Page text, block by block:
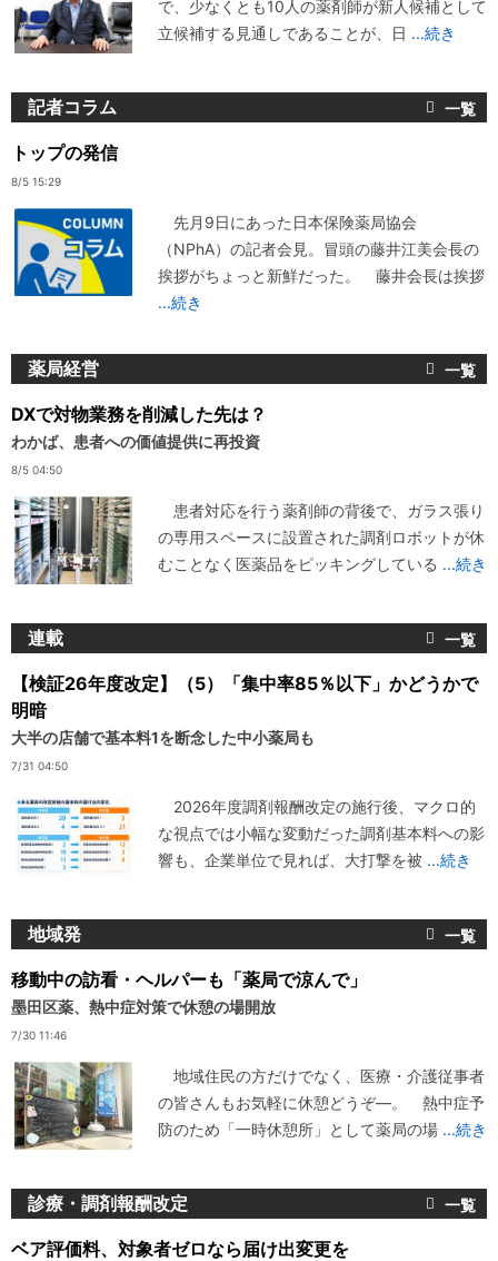
で、少なくとも10人の薬剤師が新人候補として
立候補する見通しであることが、日 ...続き
記者コラム
トップの発信
8/5 15:29
先月9日にあった日本保険薬局協会
（NPhA）の記者会見。冒頭の藤井江美会長の
挨拶がちょっと新鮮だった。 藤井会長は挨拶
...続き
薬局経営
DXで対物業務を削減した先は？
わかば、患者への価値提供に再投資
8/5 04:50
患者対応を行う薬剤師の背後で、ガラス張り
の専用スペースに設置された調剤ロボットが休
むことなく医薬品をピッキングしている ...続き
連載
【検証26年度改定】（5）「集中率85％以下」かどうかで
明暗
大半の店舗で基本料1を断念した中小薬局も
7/31 04:50
2026年度調剤報酬改定の施行後、マクロ的
な視点では小幅な変動だった調剤基本料への影
響も、企業単位で見れば、大打撃を被 ...続き
地域発
移動中の訪看・ヘルパーも「薬局で涼んで」
墨田区薬、熱中症対策で休憩の場開放
7/30 11:46
地域住民の方だけでなく、医療・介護従事者
の皆さんもお気軽に休憩どうぞ―。 熱中症予
防のため「一時休憩所」として薬局の場 ...続き
診療・調剤報酬改定
ベア評価料、対象者ゼロなら届け出変更を